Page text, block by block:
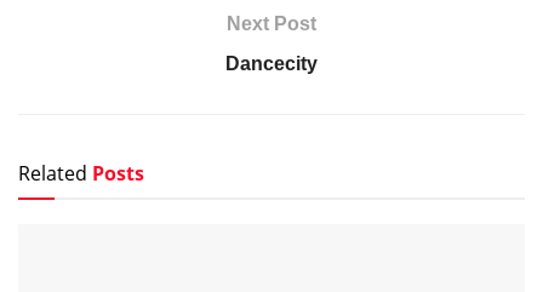
Next Post
Dancecity
Related Posts